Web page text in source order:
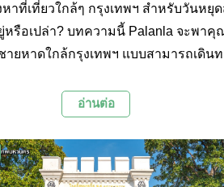
าที่เที่ยวใกล้ๆ กรุงเทพฯ สำหรับวันหยุ
หรือเปล่า? บทความนี้ Palanla จะพาคุ
ายหาดใกล้กรุงเทพฯ แบบสามารถเดิน
รมสนุกๆ ให้ได้เพลิดเพลินกันมากมาย
อ่านต่อ